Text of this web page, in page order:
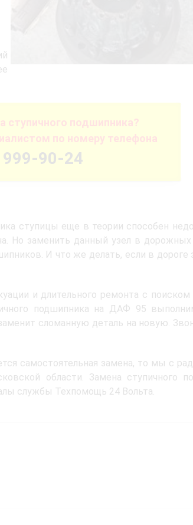
ступичного подшипника?
по номеру телефона
90-24
ступицы еще в теории способен
Но заменить данный узел в дорожных
И что же делать, если в дороге
и длительного ремонта с поиском
подшипника на ДАФ 95
сломанную деталь на новую.
самостоятельная замена, то мы с
области. Замена ступичного
службы Техпомощь 24 Вольта.